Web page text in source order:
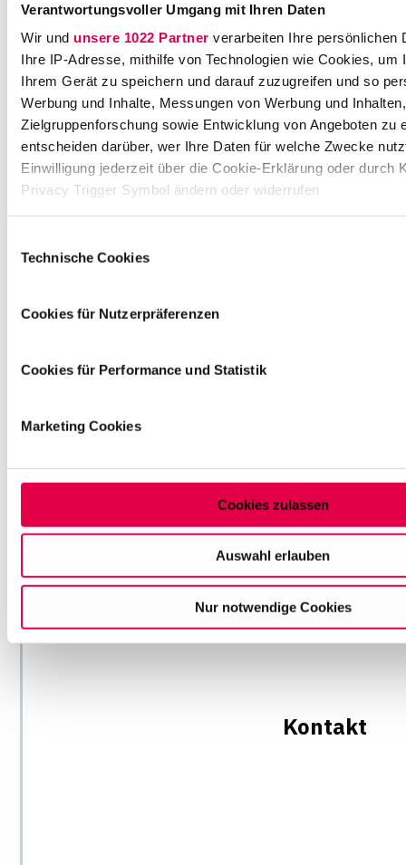
Verantwortungsvoller Umgang mit Ihren Daten
Wir und unsere 1022 Partner verarbeiten Ihre persönlichen
Ihre IP-Adresse, mithilfe von Technologien wie Cookies, um
Ihrem Gerät zu speichern und darauf zuzugreifen und so
Werbung und Inhalte, Messungen von Werbung und Inhalten,
Zielgruppenforschung sowie Entwicklung von Angeboten zu
entscheiden darüber, wer Ihre Daten für welche Zwecke
Einwilligung jederzeit über die Cookie-Erklärung oder durch
Privacy Trigger Symbol ändern oder widerrufen
Informationen über Ihre geografische Lage erfassen,
(Fingerprinting) identifizieren
und legen Sie Ihre Präferenzen imAbschnitt Einzelheiten
personalisieren, zu verbessern und wirtschaftlich zu
Auswahl können Sie jederzeit ändern oder Ihre Einwilligung
Sie am Ende der Seite auf "Cookie-Einstellungen" klicken.
Informationen finden Sie in unseren
Technische Cookies
Cookies für Nutzerpräferenzen
Cookies für Performance und Statistik
Marketing Cookies
Cookies zulassen
Auswahl erlauben
Nur notwendige Cookies
Kontakt